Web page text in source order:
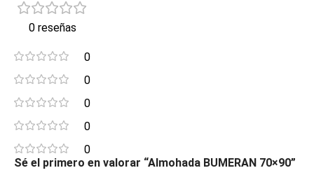
0 reseñas
0
0
0
0
0
Sé el primero en valorar “Almohada BUMERAN 70×90”